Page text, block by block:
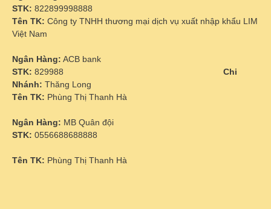
STK: 822899998888
Tên TK: Công ty TNHH thương mại dịch vụ xuất nhập khẩu LIM
Việt Nam
Ngân Hàng: ACB bank
STK: 829988 Chi
Nhánh: Thăng Long
Tên TK: Phùng Thị Thanh Hà
Ngân Hàng: MB Quân đội
STK: 0556688688888
Tên TK: Phùng Thị Thanh Hà